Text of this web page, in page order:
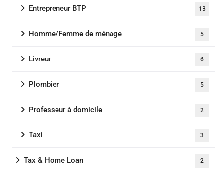
Entrepreneur BTP 13
Homme/Femme de ménage 5
Livreur 6
Plombier 5
Professeur à domicile 2
Taxi 3
Tax & Home Loan 2